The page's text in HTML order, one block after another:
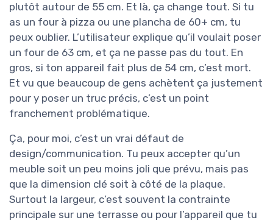
plutôt autour de 55 cm. Et là, ça change tout. Si tu
as un four à pizza ou une plancha de 60+ cm, tu
peux oublier. L’utilisateur explique qu’il voulait poser
un four de 63 cm, et ça ne passe pas du tout. En
gros, si ton appareil fait plus de 54 cm, c’est mort.
Et vu que beaucoup de gens achètent ça justement
pour y poser un truc précis, c’est un point
franchement problématique.
Ça, pour moi, c’est un vrai défaut de
design/communication. Tu peux accepter qu’un
meuble soit un peu moins joli que prévu, mais pas
que la dimension clé soit à côté de la plaque.
Surtout la largeur, c’est souvent la contrainte
principale sur une terrasse ou pour l’appareil que tu